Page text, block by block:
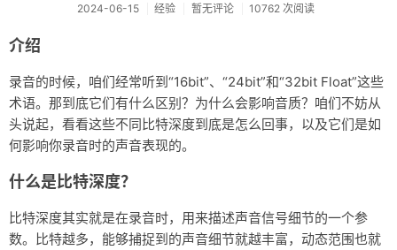
经验
文章
相册
Memos
2024-06-15 经验 暂无评论 10762 次阅读
介绍
录音的时候，咱们经常听到“16bit”、“24bit”和“32bit Float”这些
术语。那到底它们有什么区别？为什么会影响音质？咱们不妨从
头说起，看看这些不同比特深度到底是怎么回事，以及它们是如
何影响你录音时的声音表现的。
什么是比特深度？
比特深度其实就是在录音时，用来描述声音信号细节的一个参
数。比特越多，能够捕捉到的声音细节就越丰富，动态范围也就